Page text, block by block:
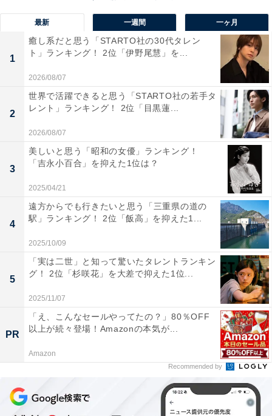
1位：松山ケンイチ／毛利研一（第1シリーズ）
最新 一週間 一ヶ月
1
癒し系だと思う「STARTO社の30代タレン
ト」ランキング！ 2位「伊野尾慧」を...
2026/08/07
2
世界で活躍できると思う「STARTO社の若手タ
レント」ランキング！ 2位「目黒蓮...
2026/08/07
3
美しいと思う「昭和の女優」ランキング！
「吉永小百合」を抑えた1位は？
2025/04/21
4
遠方からでも行きたいと思う「三重県の道の
駅」ランキング！ 2位「飯高」を抑えた1...
2025/10/09
5
「実は二世」と知って驚いたタレントランキン
グ！ 2位「杉咲花」を大差で抑えた1位...
2025/11/07
PR
「え、こんなセールやってたの？」80％OFF
以上が続々登場！Amazonの本気が...
Amazon
Recommended by